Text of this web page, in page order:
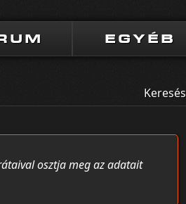
EGYÉB
Keresés
osztja meg az adatait